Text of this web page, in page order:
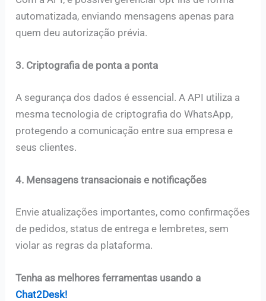
automatizada, enviando mensagens apenas para
quem deu autorização prévia.
3. Criptografia de ponta a ponta
A segurança dos dados é essencial. A API utiliza a
mesma tecnologia de criptografia do WhatsApp,
protegendo a comunicação entre sua empresa e
seus clientes.
4. Mensagens transacionais e notificações
Envie atualizações importantes, como confirmações
de pedidos, status de entrega e lembretes, sem
violar as regras da plataforma.
Tenha as melhores ferramentas usando a
Chat2Desk!